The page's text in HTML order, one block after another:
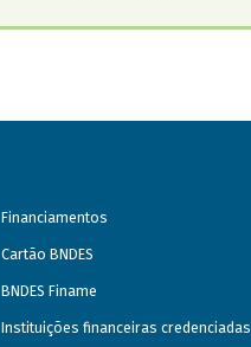
Financiamentos
Cartão BNDES
BNDES Finame
Instituições financeiras credenciadas